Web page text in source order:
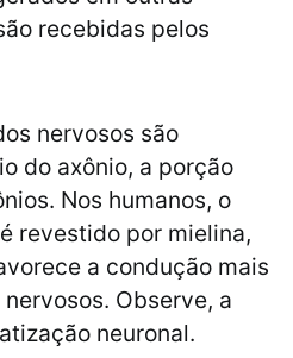
recebidas pelos
nervosos são
do axônio, a porção
Nos humanos, o
revestido por mielina,
a condução mais
Observe, a
neuronal.